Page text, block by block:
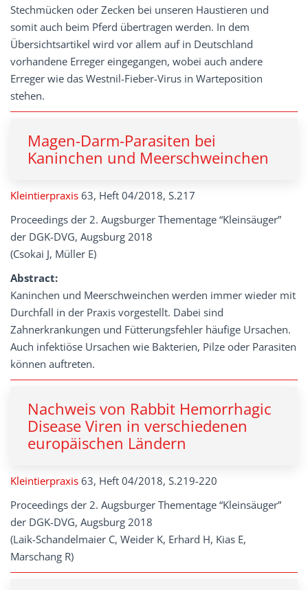
Stechmücken oder Zecken bei unseren Haustieren und
somit auch beim Pferd übertragen werden. In dem
Übersichtsartikel wird vor allem auf in Deutschland
vorhandene Erreger eingegangen, wobei auch andere
Erreger wie das Westnil-Fieber-Virus in Warteposition
stehen.
Magen-Darm-Parasiten bei
Kaninchen und Meerschweinchen
Kleintierpraxis 63, Heft 04/2018, S.217
Proceedings der 2. Augsburger Thementage “Kleinsäuger”
der DGK-DVG, Augsburg 2018
(Csokai J, Müller E)
Abstract:
Kaninchen und Meerschweinchen werden immer wieder mit
Durchfall in der Praxis vorgestellt. Dabei sind
Zahnerkrankungen und Fütterungsfehler häufige Ursachen.
Auch infektiöse Ursachen wie Bakterien, Pilze oder Parasiten
können auftreten.
Nachweis von Rabbit Hemorrhagic
Disease Viren in verschiedenen
europäischen Ländern
Kleintierpraxis 63, Heft 04/2018, S.219-220
Proceedings der 2. Augsburger Thementage “Kleinsäuger”
der DGK-DVG, Augsburg 2018
(Laik-Schandelmaier C, Weider K, Erhard H, Kias E,
Marschang R)